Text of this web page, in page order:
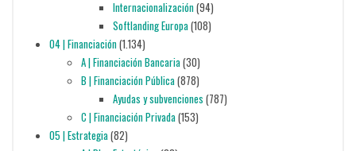
Internacionalización(94)
Softlanding Europa(108)
04 | Financiación(1.134)
A | Financiación Bancaria(30)
B | Financiación Pública(878)
Ayudas y subvenciones (787)
C | Financiación Privada(153)
05 | Estrategia(82)